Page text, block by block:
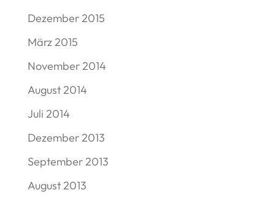
Dezember 2015
März 2015
November 2014
August 2014
Juli 2014
Dezember 2013
September 2013
August 2013